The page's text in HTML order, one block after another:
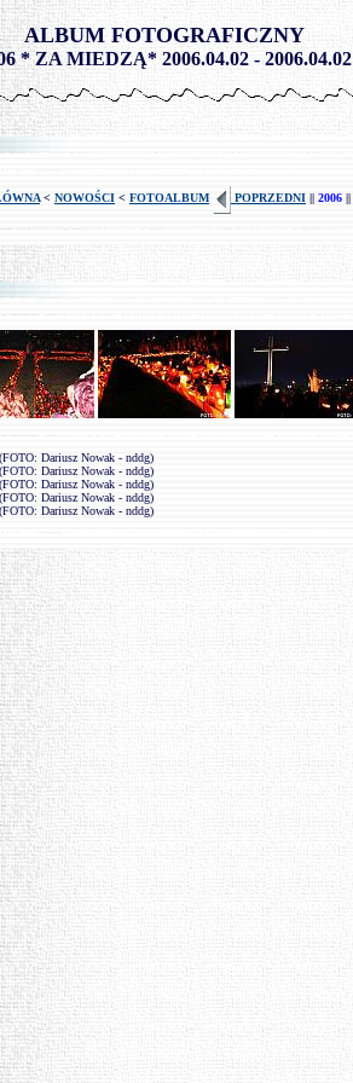
-
ALBUM FOTOGRAFICZNY
* ZA MIEDZĄ* 2006.04.02 - 2006.04.02
< NOWOŚCI < FOTOALBUM POPRZEDNI || 2006 ||
Dariusz Nowak - nddg)
Dariusz Nowak - nddg)
Dariusz Nowak - nddg)
Dariusz Nowak - nddg)
Dariusz Nowak - nddg)